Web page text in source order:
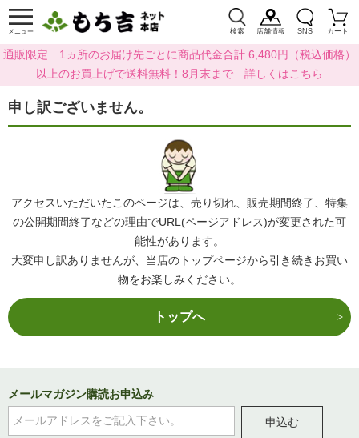
メニュー 検索 店舗情報 SNS カート
通販限定 1ヵ所のお届け先ごとに商品代金合計 6,480円（税込価格）
以上のお買上げで送料無料！8月末まで 詳しくはこちら
申し訳ございません。
アクセスいただいたこのページは、売り切れ、販売期間終了、特集
の公開期間終了などの理由でURL(ページアドレス)が変更された可
能性があります。
大変申し訳ありませんが、当店のトップページから引き続きお買い
物をお楽しみください。
トップへ
メールマガジン購読お申込み
申込む